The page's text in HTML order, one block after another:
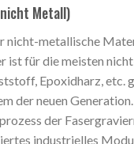
Metall)
metallische
ist für die meisten
Epoxidharz,
der neuen
der
industrielles